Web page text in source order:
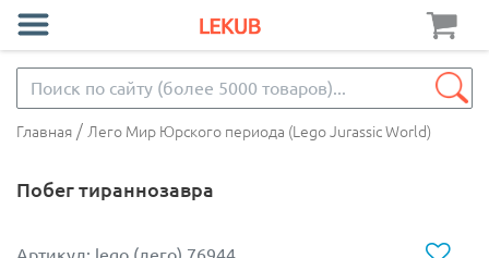
Главная / Лего Мир Юрского периода (Lego Jurassic World)
Побег тираннозавра